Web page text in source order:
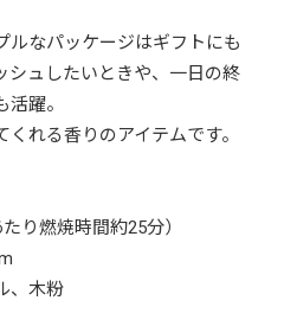
ルなパッケージはギフトにも
シュしたいときや、一日の終
躍。
れる香りのアイテムです。
り燃焼時間約25分）
、木粉